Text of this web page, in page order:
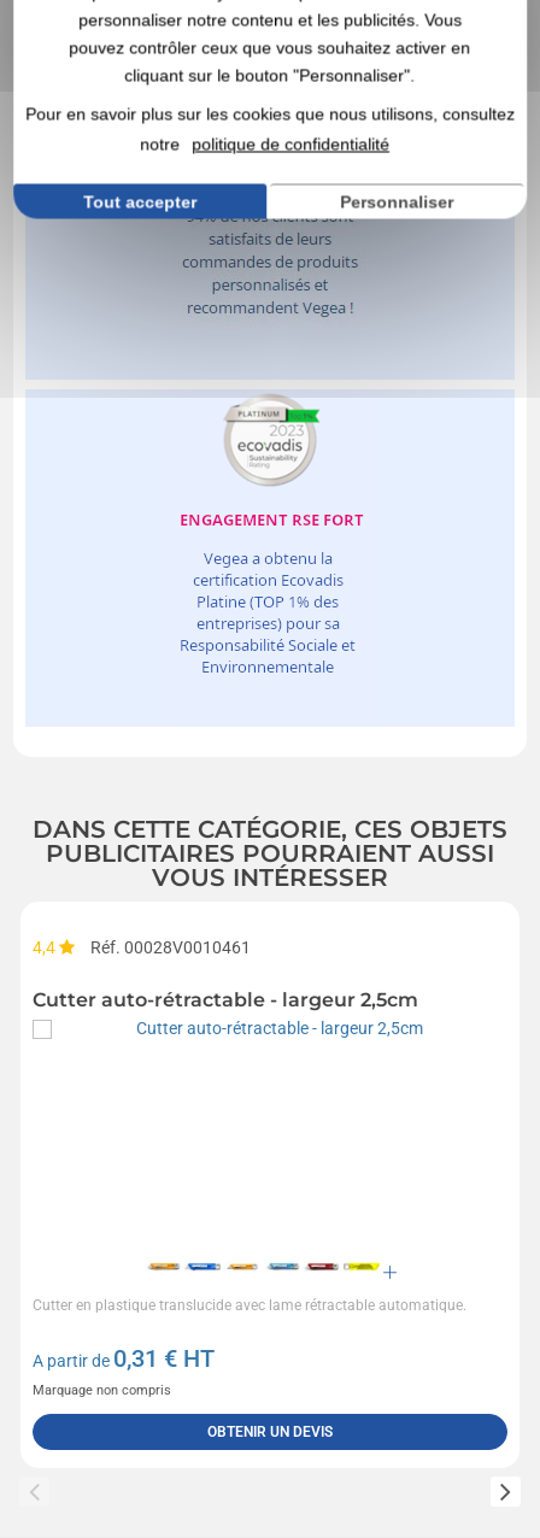
DANS CETTE CATÉGORIE, CES OBJETS
PUBLICITAIRES POURRAIENT AUSSI
VOUS INTÉRESSER
4,4 Réf. 00028V0010461
Cutter auto-rétractable - largeur 2,5cm
Cutter en plastique translucide avec lame rétractable automatique.
A partir de 0,31 € HT
Marquage non compris
OBTENIR UN DEVIS
personnaliser notre contenu et les publicités. Vous
pouvez contrôler ceux que vous souhaitez activer en
cliquant sur le bouton "Personnaliser".
Pour en savoir plus sur les cookies que nous utilisons, consultez
notre
politique de confidentialité
Tout accepter Personnaliser